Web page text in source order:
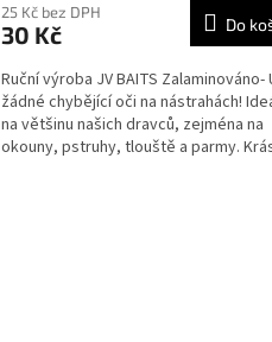
25 Kč bez DPH
30 Kč Do
Ruční výroba JV BAITS Zalaminováno-
žádné chybějící oči na nástrahách!
na většinu našich dravců, zejména na
okouny, pstruhy, tlouště a parmy.